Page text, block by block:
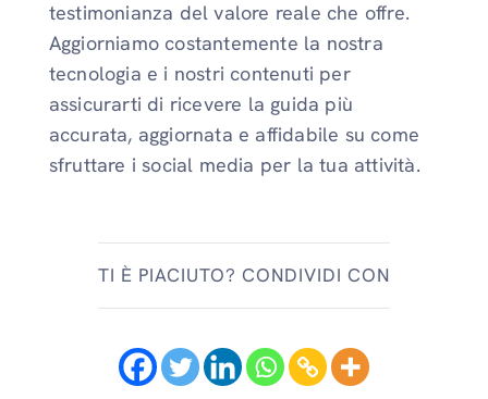
testimonianza del valore reale che offre.
Aggiorniamo costantemente la nostra
tecnologia e i nostri contenuti per
assicurarti di ricevere la guida più
accurata, aggiornata e affidabile su come
sfruttare i social media per la tua attività.
TI È PIACIUTO? CONDIVIDI CON